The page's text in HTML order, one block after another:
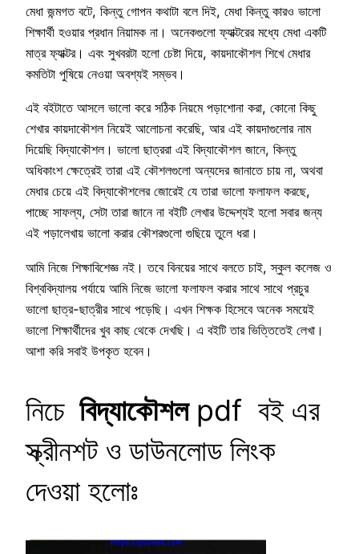
মেধা জন্মগত বটে, কিন্তু গোপন কথাটা বলে দিই, মেধা কিন্তু কারও ভালো
শিক্ষার্থী হওয়ার প্রধান নিয়ামক না। অনেকগুলো ফ্যাক্টরের মধ্যে মেধা একটি
মাত্র ফ্যাক্টর। এবং সুখবরটা হলো চেষ্টা দিয়ে, কায়দাকৌশল শিখে মেধার
কমতিটা পুষিয়ে নেওয়া অবশ্যই সম্ভব।
এই বইটাতে আসলে ভালো করে সঠিক নিয়মে পড়াশোনা করা, কোনো কিছু
শেখার কায়দাকৌশল নিয়েই আলোচনা করেছি, আর এই কায়দাগুলোর নাম
দিয়েছি বিদ্যাকৌশল। ভালো ছাত্ররা এই বিদ্যাকৌশল জানে, কিন্তু
অধিকাংশ ক্ষেত্রেই তারা এই কৌশলগুলো অন্যদের জানাতে চায় না, অথবা
মেধার চেয়ে এই বিদ্যাকৌশলের জোরেই যে তারা ভালো ফলাফল করছে,
পাচ্ছে সাফল্য, সেটা তারা জানে না বইটি লেখার উদ্দেশ্যই হলো সবার জন্য
এই পড়ালেখায় ভালো করার কৌশরগুলো গুছিয়ে তুলে ধরা।
আমি নিজে শিক্ষাবিশেজ্ঞ নই। তবে বিনয়ের সাথে বলতে চাই, স্কুল কলেজ ও
বিশ্ববিদ্যালয় পর্যায়ে আমি নিজে ভালো ফলাফল করার সাথে সাথে প্রচুর
ভালো ছাত্র-ছাত্রীর সাথে পড়েছি। এখন শিক্ষক হিসেবে অনেক সময়েই
ভালো শিক্ষার্থীদের খুব কাছ থেকে দেখছি। এ বইটি তার ভিত্তিতেই লেখা।
আশা করি সবাই উপকৃত হবেন।
নিচে বিদ্যাকৌশলpdf বই এর
স্ক্রীনশট ও ডাউনলোড লিংক
দেওয়া হলোঃ